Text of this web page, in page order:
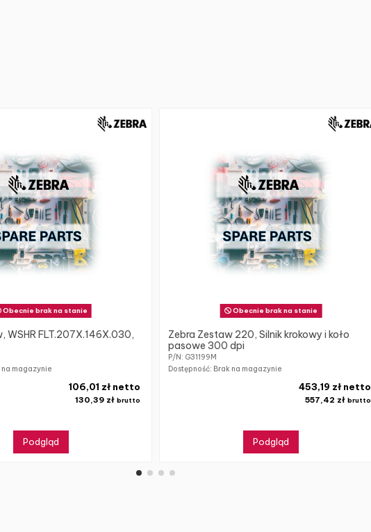
Obecnie brak na stanie
WSHR FLT.207X.146X.030,
na magazynie
130,39 złbrutto
106,01 zł netto
Podgląd
Obecnie brak na stanie
Zebra Zestaw 220, Silnik krokowy i koło
pasowe 300 dpi
P/N: G31199M
Dostępność: Brak na magazynie
557,42 zł brutto
453,19 zł netto
Podgląd